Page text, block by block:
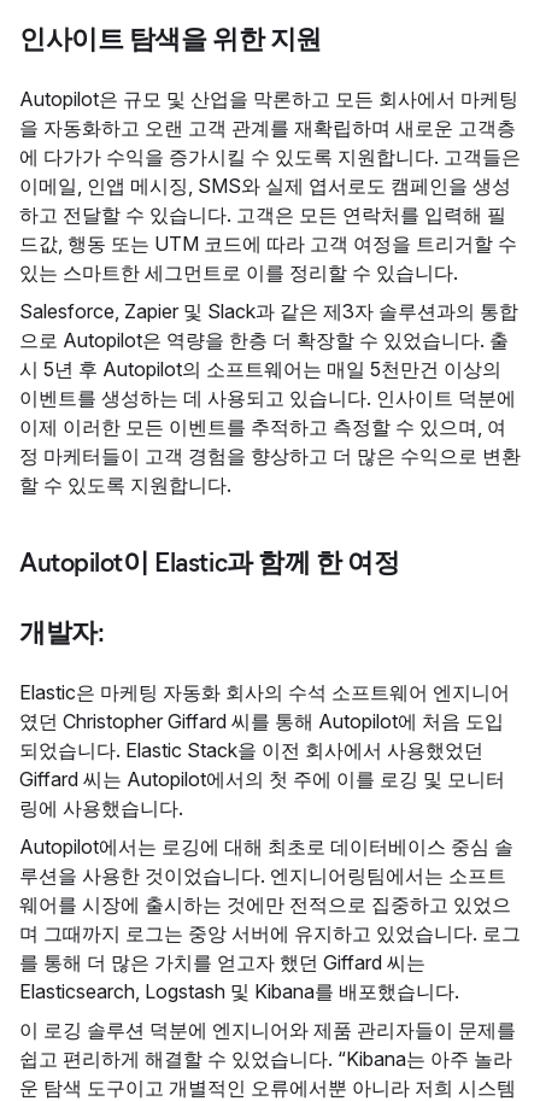
인사이트 탐색을 위한 지원
Autopilot은 규모 및 산업을 막론하고 모든 회사에서 마케팅
을 자동화하고 오랜 고객 관계를 재확립하며 새로운 고객층
에 다가가 수익을 증가시킬 수 있도록 지원합니다. 고객들은
이메일, 인앱 메시징, SMS와 실제 엽서로도 캠페인을 생성
하고 전달할 수 있습니다. 고객은 모든 연락처를 입력해 필
드값, 행동 또는 UTM 코드에 따라 고객 여정을 트리거할 수
있는 스마트한 세그먼트로 이를 정리할 수 있습니다.
Salesforce, Zapier 및 Slack과 같은 제3자 솔루션과의 통합
으로 Autopilot은 역량을 한층 더 확장할 수 있었습니다. 출
시 5년 후 Autopilot의 소프트웨어는 매일 5천만건 이상의
이벤트를 생성하는 데 사용되고 있습니다. 인사이트 덕분에
이제 이러한 모든 이벤트를 추적하고 측정할 수 있으며, 여
정 마케터들이 고객 경험을 향상하고 더 많은 수익으로 변환
할 수 있도록 지원합니다.
Autopilot이 Elastic과 함께 한 여정
개발자:
Elastic은 마케팅 자동화 회사의 수석 소프트웨어 엔지니어
였던 Christopher Giffard 씨를 통해 Autopilot에 처음 도입
되었습니다. Elastic Stack을 이전 회사에서 사용했었던
Giffard 씨는 Autopilot에서의 첫 주에 이를 로깅 및 모니터
링에 사용했습니다.
Autopilot에서는 로깅에 대해 최초로 데이터베이스 중심 솔
루션을 사용한 것이었습니다. 엔지니어링팀에서는 소프트
웨어를 시장에 출시하는 것에만 전적으로 집중하고 있었으
며 그때까지 로그는 중앙 서버에 유지하고 있었습니다. 로그
를 통해 더 많은 가치를 얻고자 했던 Giffard 씨는
Elasticsearch, Logstash 및 Kibana를 배포했습니다.
이 로깅 솔루션 덕분에 엔지니어와 제품 관리자들이 문제를
쉽고 편리하게 해결할 수 있었습니다. “Kibana는 아주 놀라
운 탐색 도구이고 개별적인 오류에서뿐 아니라 저희 시스템